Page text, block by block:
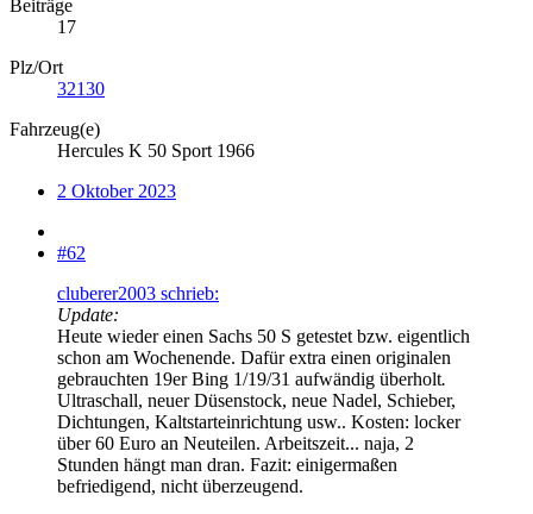
Beiträge
17
Plz/Ort
32130
Fahrzeug(e)
Hercules K 50 Sport 1966
2 Oktober 2023
#62
cluberer2003 schrieb:
Update:
Heute wieder einen Sachs 50 S getestet bzw. eigentlich
schon am Wochenende. Dafür extra einen originalen
gebrauchten 19er Bing 1/19/31 aufwändig überholt.
Ultraschall, neuer Düsenstock, neue Nadel, Schieber,
Dichtungen, Kaltstarteinrichtung usw.. Kosten: locker
über 60 Euro an Neuteilen. Arbeitszeit... naja, 2
Stunden hängt man dran. Fazit: einigermaßen
befriedigend, nicht überzeugend.